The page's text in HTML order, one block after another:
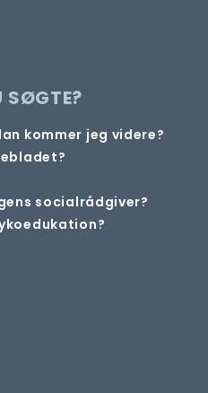
SØGTE?
kommer jeg videre?
socialrådgiver?